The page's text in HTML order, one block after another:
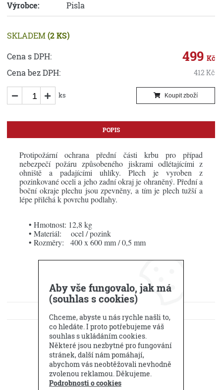
Výrobce:
Pisla
SKLADEM(2 KS)
Cena s DPH:
499 Kč
Cena bez DPH: 412 Kč
ks Koupit zboží
POPIS
Protipožární ochrana přední části krbu pro případ
nebezpečí požáru způsobeného jiskrami odlétajícími z
ohniště a padajícími uhlíky. Plech je vyroben z
pozinkované oceli a jeho zadní okraj je ohraněný. Přední a
boční okraje plechu jsou zpevněny, a tím je plech tužší a
lépe přiléhá k povrchu podlahy.
• Hmotnost: 12,8 kg
• Materiál: ocel / pozink
• Rozměry: 400 x 600 mm / 0,5 mm
DOTAZ PRODEJCI
Příbuzné produkty
Aby vše fungovalo, jak má
(souhlas s cookies)
Chceme, abyste u nás rychle našli to,
co hledáte. I proto potřebujeme váš
souhlas s ukládáním cookies.
Některé jsou nezbytné pro fungování
stránek, další nám pomáhají,
abychom vás neobtěžovali nevhodně
zvolenou reklamou. Děkujeme.
Podrobnosti o cookies